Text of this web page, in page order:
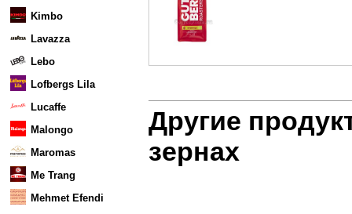
Kimbo
Lavazza
Lebo
Lofbergs Lila
Lucaffe
Malongo
Maromas
Me Trang
Mehmet Efendi
Другие
зернах